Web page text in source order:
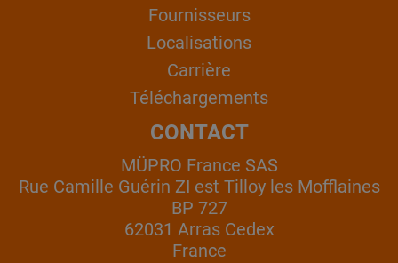
Fournisseurs
Localisations
Carrière
Téléchargements
CONTACT
MÜPRO France SAS
Rue Camille Guérin ZI est Tilloy les Mofflaines
BP 727
62031 Arras Cedex
France